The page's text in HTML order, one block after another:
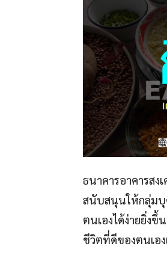
ธนาคารอาคารสง
สนับสนุนให้กลุ่มบุ
ตนเองได้ง่ายยิ่ง
ชีวิตที่ดีของตนเอ